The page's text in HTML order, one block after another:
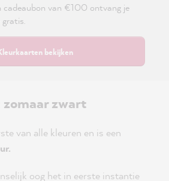
cadeaubon van €100 ontvang je
bekijken
zwart
van alle kleuren en is een
oog het in eerste instantie